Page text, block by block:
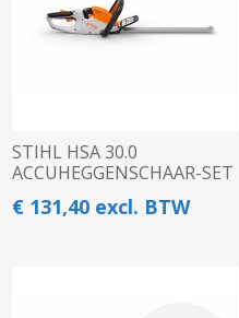
STIHL HSA 30.0
ACCUHEGGENSCHAAR-SET
€ 131,40 excl. BTW